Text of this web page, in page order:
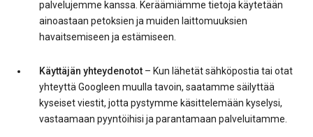
palvelujemme kanssa. Keräämiämme tietoja käytetään
ainoastaan petoksien ja muiden laittomuuksien
havaitsemiseen ja estämiseen.
Käyttäjän yhteydenotot – Kun lähetät sähköpostia tai otat
yhteyttä Googleen muulla tavoin, saatamme säilyttää
kyseiset viestit, jotta pystymme käsittelemään kyselysi,
vastaamaan pyyntöihisi ja parantamaan palveluitamme.